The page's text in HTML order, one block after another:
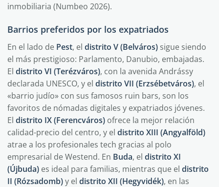
inmobiliaria (Numbeo 2026).
Barrios preferidos por los expatriados
En el lado de Pest, el distrito V (Belváros) sigue siendo
el más prestigioso: Parlamento, Danubio, embajadas.
El distrito VI (Terézváros), con la avenida Andrássy
declarada UNESCO, y el distrito VII (Erzsébetváros), el
«barrio judío» con sus famosos ruin bars, son los
favoritos de nómadas digitales y expatriados jóvenes.
El distrito IX (Ferencváros) ofrece la mejor relación
calidad-precio del centro, y el distrito XIII (Angyalföld)
atrae a los profesionales tech gracias al polo
empresarial de Westend. En Buda, el distrito XI
(Újbuda) es ideal para familias, mientras que el distrito
II (Rózsadomb)y el distrito XII (Hegyvidék), en las